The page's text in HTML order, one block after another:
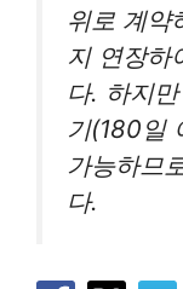
위로 계약
지 연장하
다. 하지만
기(180일
가능하므
다.